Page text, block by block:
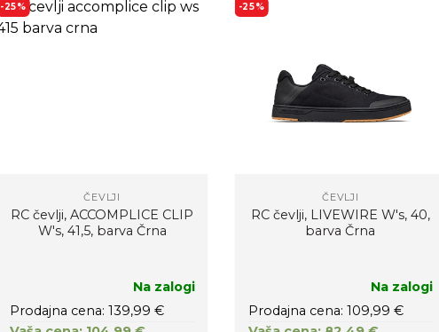
-25%
ČEVLJI
RC čevlji, ACCOMPLICE CLIP
W's, 41,5, barva Črna
Na zalogi
Prodajna cena: 139,99 €
-25%
ČEVLJI
RC čevlji, LIVEWIRE W's, 40,
barva Črna
Na zalogi
Prodajna cena: 109,99 €